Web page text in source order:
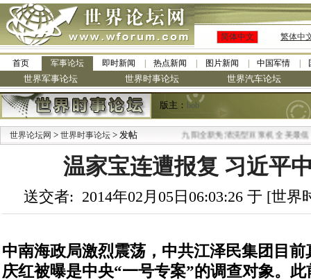
简体中文 繁体中
首页 军事论坛 即时新闻 热点新闻 图片新闻 中国军情
世界军事论坛 世界时事论坛 世界汽车论坛
版主： bob
世界论坛网 > 世界时事论坛 > 发帖 九阳全新免清洗型豆浆机 全美最低
温家宝连遭报复 习近平
送交者: 2014年02月05日06:03:26 于 [世
中南海政局激烈震荡，中共江泽民集团目
庆红被曝是中央“一号专案”的调查对象。